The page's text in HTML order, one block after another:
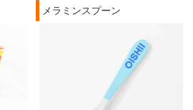
メラミンスプーン